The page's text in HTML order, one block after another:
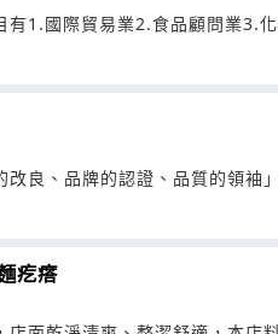
有1.國際貿易業2.食品顧問業3.
良、品牌的認證、品質的領袖」
疙瘩